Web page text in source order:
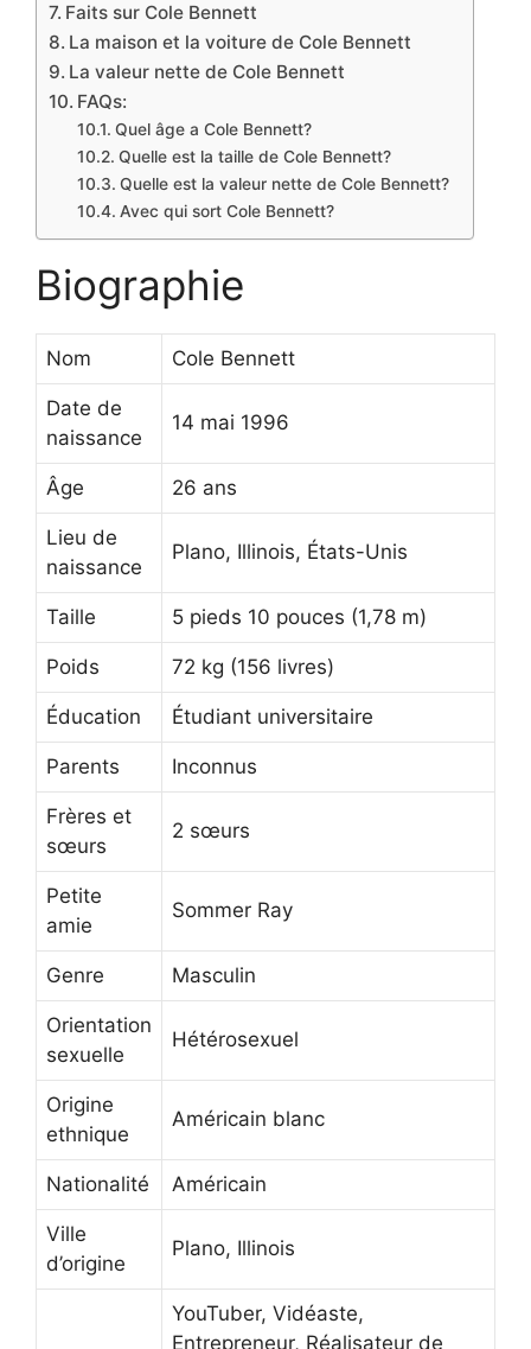
Faits sur Cole Bennett
La maison et la voiture de Cole Bennett
La valeur nette de Cole Bennett
FAQs:
Quel âge a Cole Bennett?
Quelle est la taille de Cole Bennett?
Quelle est la valeur nette de Cole Bennett?
Avec qui sort Cole Bennett?
Biographie
Nom Cole Bennett
Date de
naissance
14 mai 1996
Âge 26 ans
Lieu de
naissance
Plano, Illinois, États-Unis
Taille 5 pieds 10 pouces (1,78 m)
Poids 72 kg (156 livres)
Éducation Étudiant universitaire
Parents Inconnus
Frères et
sœurs
2 sœurs
Petite
amie
Sommer Ray
Genre Masculin
Orientation
sexuelle
Hétérosexuel
Origine
ethnique
Américain blanc
Nationalité Américain
Ville
d’origine
Plano, Illinois
YouTuber, Vidéaste,
Entrepreneur, Réalisateur de